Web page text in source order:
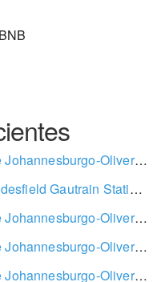
Tambo a Finfoot Lake Reserve
Gautrain Station
Tambo a Signature Lux Hotel Sandton
Oliver Reginald Tambo a Gauteng
Reginald Tambo a Johannesburgo